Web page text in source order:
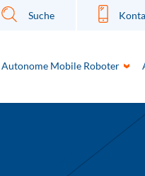
Suche
Autonome Mobile Roboter